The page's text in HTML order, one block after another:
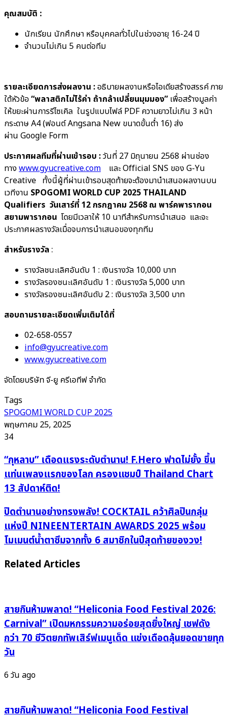
คุณสมบัติ :
นักเรียน นักศึกษา หรือบุคคลทั่วไปในช่วงอายุ 16-24 ปี
จำนวนไม่เกิน 5 คนต่อทีม
รายละเอียดการส่งผลงาน :อธิบายผลงานหรือไอเดียสร้างสรรค์ ภาย
ใต้หัวข้อ “พลาสติกไม่ไร้ค่า ถ้ากล้าเปลี่ยนมุมมอง” เพื่อสร้างมูลค่า
ให้ขยะผ่านการรีไซเคิล ในรูปแบบไฟล์ PDF ความยาวไม่เกิน 3 หน้า
กระดาษ A4 (ฟอนต์ Angsana New ขนาดขั้นต่ำ 16) ส่ง
ผ่าน Google Form
ประกาศผลทีมที่ผ่านเข้ารอบ :วันที่ 27 มิถุนายน 2568 ผ่านช่อง
ทางwww.gyucreative.com และ Official SNS ของ G-Yu
Creative ทั้งนี้ผู้ที่ผ่านเข้ารอบสุดท้ายจะต้องมานำเสนอผลงานบน
เวทีงาน SPOGOMI WORLD CUP 2025 THAILAND
Qualifiers วันเสาร์ที่ 12 กรกฎาคม 2568 ณ พาร์คพารากอน
สยามพารากอน โดยมีเวลาให้ 10 นาทีสำหรับการนำเสนอ และจะ
ประกาศผลรางวัลเมื่อจบการนำเสนอของทุกทีม
สำหรับรางวัล :
รางวัลชนะเลิศอันดับ 1 : เงินรางวัล 10,000 บาท
รางวัลรองชนะเลิศอันดับ 1 : เงินรางวัล 5,000 บาท
รางวัลรองชนะเลิศอันดับ 2 : เงินรางวัล 3,500 บาท
สอบถามรายละเอียดเพิ่มเติมได้ที่
02-658-0557
info@gyucreative.com
www.gyucreative.com
จัดโดยบริษัท จี-ยู ครีเอทีฟ จำกัด
Tags
SPOGOMI WORLD CUP 2025
พฤษภาคม 25, 2025
34
“กุหลาบ”
เดือด
แรง
ระดับ
ตำนาน!
F.Hero
ฟาด
ไม่
ขึ้น
แรก
ของ
โลก
ครอง
แชมป์
Chart
ติด!
“กุหลาบ” เดือดแรงระดับตำนาน! F.Hero ฟาดไม่ยั้ง ขึ้น
แท่นเพลงแรกของโลก ครองแชมป์ Thailand Chart
13 สัปดาห์ติด!
ปิด
ตำนาน
อย่าง
ทรง
พลัง!
COCKTAIL
กลุ่ม
แห่ง
ปี
NINEENTERTAIN
AWARDS
2025
พร้อม
น้ำตา
ปิดตำนานอย่างทรงพลัง! COCKTAIL คว้าศิลปินกลุ่ม
แห่งปี NINEENTERTAIN AWARDS 2025 พร้อม
โมเมนต์น้ำตาซึมจากทั้ง 6 สมาชิกในปีสุดท้ายของวง!
Related Articles
สายกินห้ามพลาด! “Heliconia Food Festival 2026:
Carnival” เปิดมหกรรมความอร่อยสุดยิ่งใหญ่ เชฟดัง
กว่า 70 ชีวิตยกทัพเสิร์ฟเมนูเด็ด แข่งเดือดลุ้นยอดขายทุก
วัน
6 วัน ago
สายกินห้ามพลาด! “Heliconia Food Festival